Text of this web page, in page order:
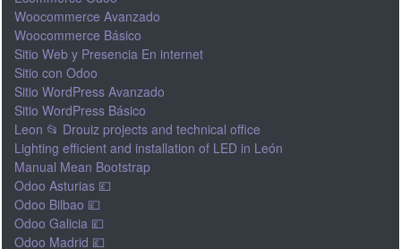
Woocommerce Avanzado
Woocommerce Básico
Sitio Web y Presencia En internet
Sitio con Odoo
Sitio WordPress Avanzado
Sitio WordPress Básico
Leon 📂 Drouiz projects and technical office
Lighting efficient and installation of LED in León
Manual Mean Bootstrap
Odoo Asturias 💷
Odoo Bilbao 💷
Odoo Galicia 💷
Odoo Madrid 💷